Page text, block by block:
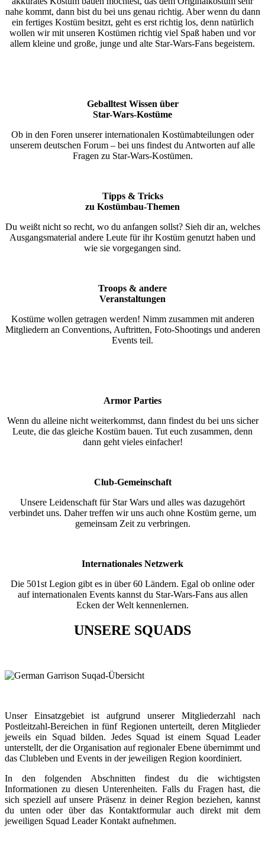
nahe kommt, dann bist du bei uns genau richtig. Aber wenn du dann
ein fertiges Kostüm besitzt, geht es erst richtig los, denn natürlich
wollen wir mit unseren Kostümen richtig viel Spaß haben und vor
allem kleine und große, junge und alte Star-Wars-Fans begeistern.
Geballtest Wissen über
Star-Wars-Kostüme
Ob in den Foren unserer internationalen Kostümabteilungen oder
unserem deutschen Forum – bei uns findest du Antworten auf alle
Fragen zu Star-Wars-Kostümen.
Tipps & Tricks
zu Kostümbau-Themen
Du weißt nicht so recht, wo du anfangen sollst? Sieh dir an, welches
Ausgangsmaterial andere Leute für ihr Kostüm genutzt haben und
wie sie vorgegangen sind.
Troops & andere
Veranstaltungen
Kostüme wollen getragen werden! Nimm zusammen mit anderen
Mitgliedern an Conventions, Auftritten, Foto-Shootings und anderen
Events teil.
Armor Parties
Wenn du alleine nicht weiterkommst, dann findest du bei uns sicher
Leute, die das gleiche Kostüm bauen. Tut euch zusammen, denn
dann geht vieles einfacher!
Club-Gemeinschaft
Unsere Leidenschaft für Star Wars und alles was dazugehört
verbindet uns. Daher treffen wir uns auch ohne Kostüm gerne, um
gemeinsam Zeit zu verbringen.
Internationales Netzwerk
Die 501st Legion gibt es in über 60 Ländern. Egal ob online oder
auf internationalen Events kannst du Star-Wars-Fans aus allen
Ecken der Welt kennenlernen.
UNSERE SQUADS
Unser Einsatzgebiet ist aufgrund unserer Mitgliederzahl nach
Postleitzahl-Bereichen in fünf Regionen unterteilt, deren Mitglieder
jeweils ein Squad bilden. Jedes Squad ist einem Squad Leader
unterstellt, der die Organisation auf regionaler Ebene übernimmt und
das Clubleben und Events in der jeweiligen Region koordiniert.
In den folgenden Abschnitten findest du die wichtigsten
Informationen zu diesen Unterenheiten. Falls du Fragen hast, die
sich speziell auf unsere Präsenz in deiner Region beziehen, kannst
du unten oder über das Kontaktformular auch direkt mit dem
jeweiligen Squad Leader Kontakt aufnehmen.